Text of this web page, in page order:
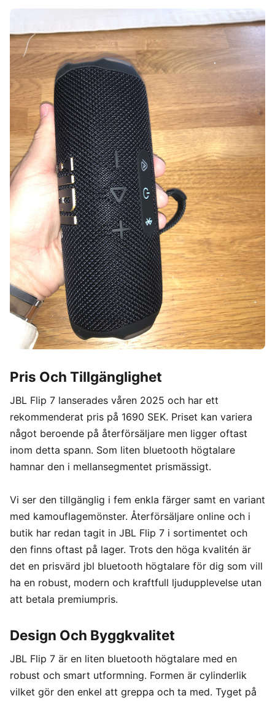
Pris Och Tillgänglighet
JBL Flip 7 lanserades våren 2025 och har ett
rekommenderat pris på 1690 SEK. Priset kan variera
något beroende på återförsäljare men ligger oftast
inom detta spann. Som liten bluetooth högtalare
hamnar den i mellansegmentet prismässigt.
Vi ser den tillgänglig i fem enkla färger samt en variant
med kamouflagemönster. Återförsäljare online och i
butik har redan tagit in JBL Flip 7 i sortimentet och
den finns oftast på lager. Trots den höga kvalitén är
det en prisvärd jbl bluetooth högtalare för dig som vill
ha en robust, modern och kraftfull ljudupplevelse utan
att betala premiumpris.
Design Och Byggkvalitet
JBL Flip 7 är en liten bluetooth högtalare med en
robust och smart utformning. Formen är cylinderlik
vilket gör den enkel att greppa och ta med. Tyget på